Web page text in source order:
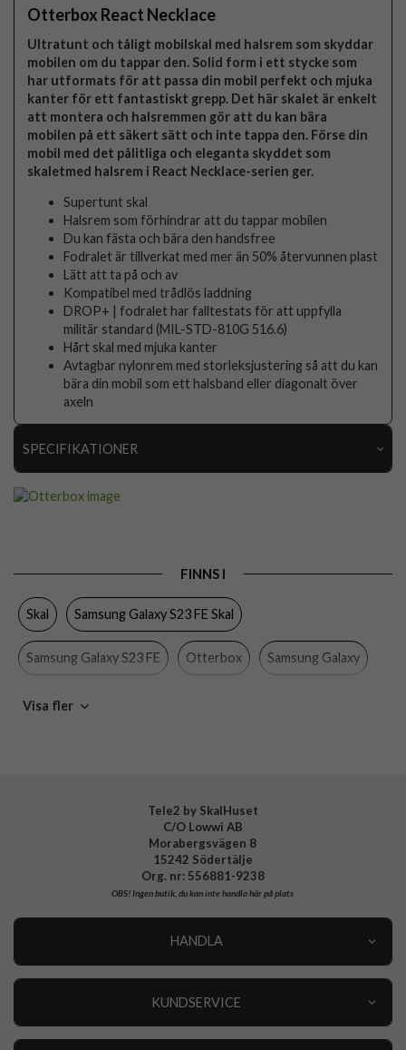
Otterbox React Necklace
Ultratunt och tåligt mobilskal med halsrem som skyddar
mobilen om du tappar den. Solid form i ett stycke som
har utformats för att passa din mobil perfekt och mjuka
kanter för ett fantastiskt grepp. Det här skalet är enkelt
att montera och halsremmen gör att du kan bära
mobilen på ett säkert sätt och inte tappa den. Förse din
mobil med det pålitliga och eleganta skyddet som
skaletmed halsrem i React Necklace-serien ger.
Supertunt skal
Halsrem som förhindrar att du tappar mobilen
Du kan fästa och bära den handsfree
Fodralet är tillverkat med mer än 50% återvunnen plast
Lätt att ta på och av
Kompatibel med trådlös laddning
DROP+ | fodralet har falltestats för att uppfylla
militär standard (MIL-STD-810G 516.6)
Hårt skal med mjuka kanter
Avtagbar nylonrem med storleksjustering så att du kan
bära din mobil som ett halsband eller diagonalt över
axeln
SPECIFIKATIONER
Grepp/hållare, Trådlös laddning-kompatibel
Färg
Hårdplast (PC), Mjukplast (TPU)
Tillverkarens art nr
FINNS I
Skal Samsung Galaxy S23 FE Skal
Samsung Galaxy S23 FE Otterbox Samsung Galaxy
Mobiltillbehör
Visa fler
Tele2 by SkalHuset
C/O Lowwi AB
Morabergsvägen 8
15242 Södertälje
Org. nr: 556881-9238
OBS!Ingen butik, du kan inte handla här på plats
HANDLA
KUNDSERVICE